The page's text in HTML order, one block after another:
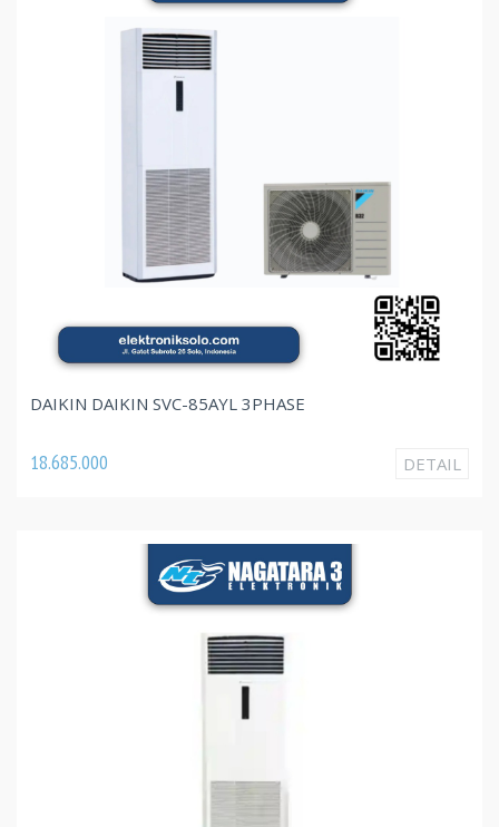
DAIKIN DAIKIN SVC-85AYL 3PHASE
18.685.000 DETAIL